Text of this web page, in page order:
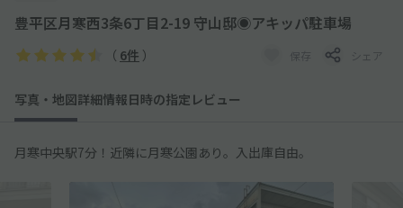
豊平区月寒西3条6丁目2-19 守山邸◉アキッパ駐車場
（ 6件 ） 保存 シェア
写真・地図詳細情報日時の指定 レビュー
月寒中央駅7分！近隣に月寒公園あり。入出庫自由。